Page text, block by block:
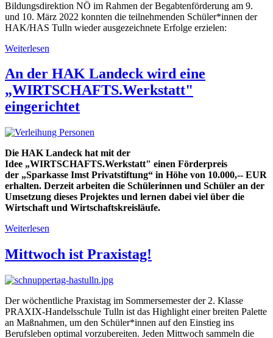
Bildungsdirektion NÖ im Rahmen der Begabtenförderung am 9.
und 10. März 2022 konnten die teilnehmenden Schüler*innen der
HAK/HAS Tulln wieder ausgezeichnete Erfolge erzielen:
Weiterlesen
An der HAK Landeck wird eine
„WIRTSCHAFTS.Werkstatt"
eingerichtet
Die HAK Landeck hat mit der
Idee „WIRTSCHAFTS.Werkstatt" einen Förderpreis
der „Sparkasse Imst Privatstiftung“ in Höhe von 10.000,-- EUR
erhalten. Derzeit arbeiten die Schülerinnen und Schüler an der
Umsetzung dieses Projektes und lernen dabei viel über die
Wirtschaft und Wirtschaftskreisläufe.
Weiterlesen
Mittwoch ist Praxistag!
Der wöchentliche Praxistag im Sommersemester der 2. Klasse
PRAXIX-Handelsschule Tulln ist das Highlight einer breiten Palette
an Maßnahmen, um den Schüler*innen auf den Einstieg ins
Berufsleben optimal vorzubereiten. Jeden Mittwoch sammeln die